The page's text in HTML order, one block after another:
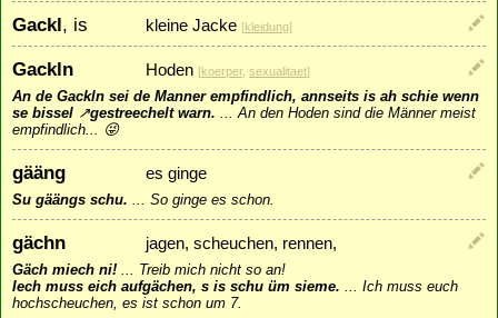
Gackl, is kleine Jacke [kleidung]
Gackln Hoden [koerper, sexualitaet]
An de Gackln sei de Manner empfindlich, annseits is ah schie wenn
se bissel ↗gestreecheltwarn.
An den Hoden sind die Männer meist
empfindlich... 😜
gääng es ginge
Su gäängs schu. So ginge es schon.
gächn jagen, scheuchen, rennen,
Gäch miech ni!
Treib mich nicht so an!
Iech muss eich aufgächen, s is schu üm sieme.
Ich muss euch
hochscheuchen, es ist schon um 7.